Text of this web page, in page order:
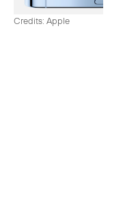
Credits: Apple